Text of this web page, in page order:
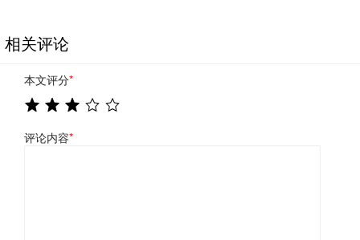
相关评论
本文评分*
评论内容*